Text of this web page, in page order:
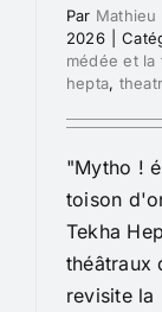
Par Mathieu
2026
médée et
hepta,
"Mytho !
toison
Tekha
théâtraux
revisite la